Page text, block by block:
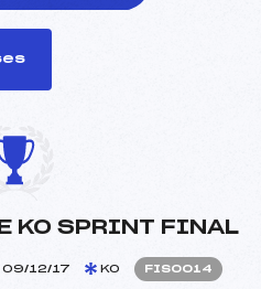
KO SPRINT FINAL
09/12/17 KO FIS0014